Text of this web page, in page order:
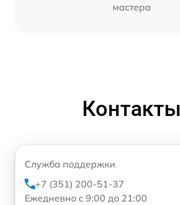
мастера
Контакты
Служба поддержки
+7 (351) 200-51-37
Ежедневно с 9:00 до 21:00